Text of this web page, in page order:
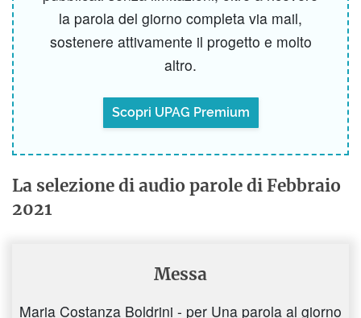
la parola del giorno completa via mail,
sostenere attivamente il progetto e molto
altro.
Scopri UPAG Premium
La selezione di audio parole di Febbraio
2021
Messa
Maria Costanza Boldrini - per Una parola al giorno